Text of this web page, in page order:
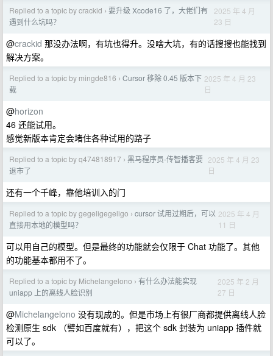
Replied to a topic by crackid › 要升级 Xcode16 了，大佬们有
遇到什么坑吗？
2025 年 4 月
23 日
@crackid 那没办法啊，有坑也得升。没啥大坑，有的话搜搜也能找到
解决方案。
Replied to a topic by mingde816 › Cursor 移除 0.45 版本下
载
2025 年 4 月 23
日
@horizon
46 还能试用。
感觉新版本肯定会堵住各种试用的路子
Replied to a topic by q474818917 › 黑马程序员-传智播客要
退市了
2025 年 4 月 23
日
还有一个千峰，靠他培训入的门
Replied to a topic by gegeligegeligo › cursor 试用过期后，可以
直接用本地的模型吗？
2025 年 4 月
11 日
可以用自己的模型。但是最终的功能就会仅限于 Chat 功能了。其他
的功能基本都用不了。
Replied to a topic by Michelangelono › 有什么办法能实现
uniapp 上的离线人脸识别
2025 年 2 月
27 日
@Michelangelono 没有现成的。但是市场上有很厂商都提供离线人脸
检测原生 sdk （譬如百度就有），把这个 sdk 封装为 uniapp 插件就
可以了。